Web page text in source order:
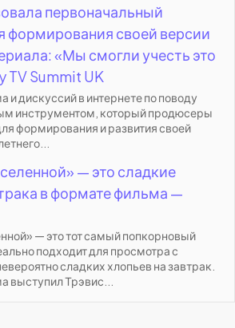
первоначальный
формирования своей версии
«Мы смогли учесть это
TV Summit UK
и дискуссий в интернете по поводу
инструментом, который продюсеры
формирования и развития своей
— это сладкие
в формате фильма —
— это тот самый попкорновый
подходит для просмотра с
сладких хлопьев на завтрак.
Трэвис...